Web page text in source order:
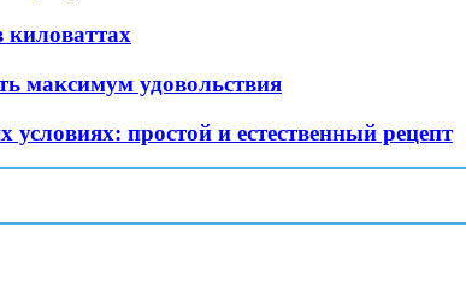
максимум удовольствия
простой и естественный рецепт